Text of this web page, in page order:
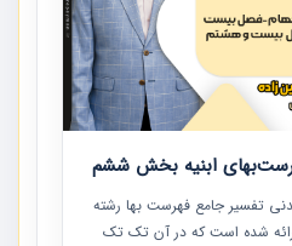
ابنیه بخش ششم
تفسیر جامع فهرست بها رشته
ارائه شده است که در آن تک تک